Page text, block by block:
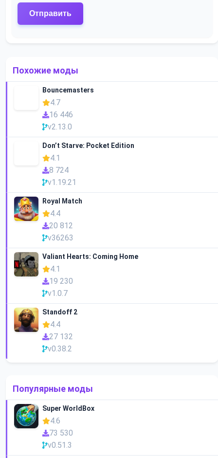
Похожие моды
Bouncemasters
4.7
16 446
v2.13.0
Don’t Starve: Pocket Edition
4.1
8 724
v1.19.21
Royal Match
4.4
20 812
v36263
Valiant Hearts: Coming Home
4.1
19 230
v1.0.7
Standoff 2
4.4
27 132
v0.38.2
Популярные моды
Super WorldBox
4.6
73 530
v0.51.3